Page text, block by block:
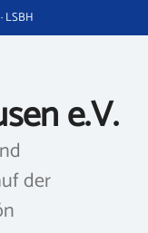
LSBH
e.V.
der